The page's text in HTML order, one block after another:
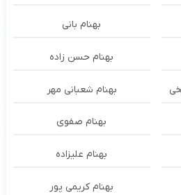
بهنام بانی
بهنام حسن زاده
بهنام شعبانی مهر
بهنام صفوی
بهنام علیزاده
بهنام کریمی پور